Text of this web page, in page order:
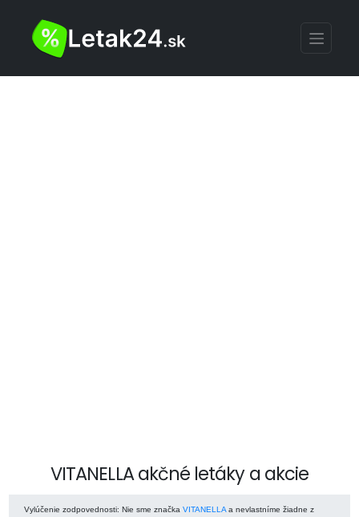
VITANELLA akčné letáky a akcie
Vylúčenie zodpovednosti: Nie sme značka VITANELLA a nevlastníme žiadne z